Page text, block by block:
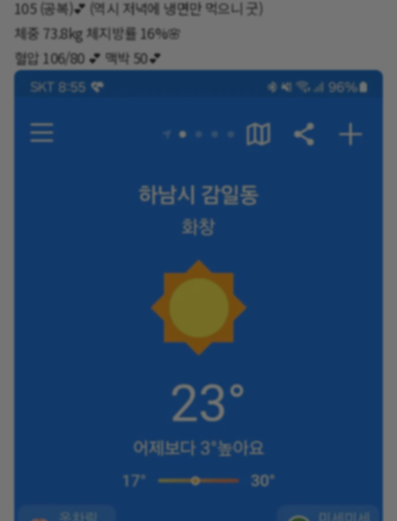
105 (공복)💕 (역시 저녁에 냉면만 먹으니 굿)
체중 73.8kg 체지방률 16%🌸
혈압 106/80 💕 맥박 50💕